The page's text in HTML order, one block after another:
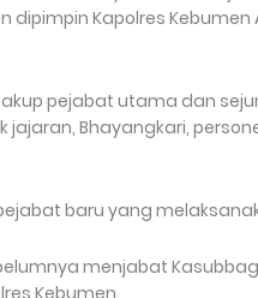
Kapolres Kebumen
pejabat utama dan
jajaran, Bhayangkari,
baru yang
menjabat
Kebumen.